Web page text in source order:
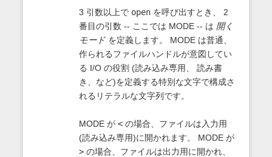
3 引数以上で openを呼び出すとき、 2
番目の引数 -- ここでは MODE -- は 開く
モードを定義します。 MODE は普通、
作られるファイルハンドルが意図してい
る I/O の役割 (読み込み専用、 読み書
き、など)を定義する特別な文字で構成さ
れるリテラルな文字列です。
MODE が <の場合、ファイルは入力用
(読み込み専用)に開かれます。 MODE が
>の場合、ファイルは出力用に開かれ、